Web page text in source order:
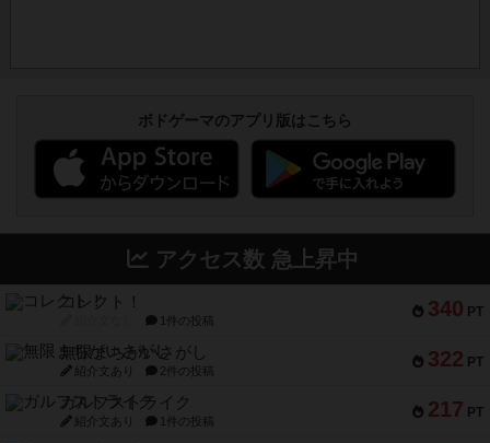
ボドゲーマのアプリ版はこちら
アクセス数 急上昇中
340 PT
コレクト！
1件の投稿
322 PT
無限まちがいさがし
紹介文あり 2件の投稿
217 PT
ガルフストライク
紹介文あり 1件の投稿